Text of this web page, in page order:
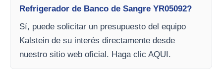
Refrigerador de Banco de Sangre YR05092?
Sí, puede solicitar un presupuesto del equipo
Kalstein de su interés directamente desde
nuestro sitio web oficial. Haga clic AQUI.